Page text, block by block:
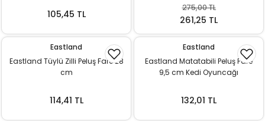
105,45 TL
275,00 TL
261,25 TL
Eastland
Eastland Tüylü Zilli Peluş Fare 28
cm
114,41 TL
Eastland
Eastland Matatabili Peluş Fare
9,5 cm Kedi Oyuncağı
132,01 TL